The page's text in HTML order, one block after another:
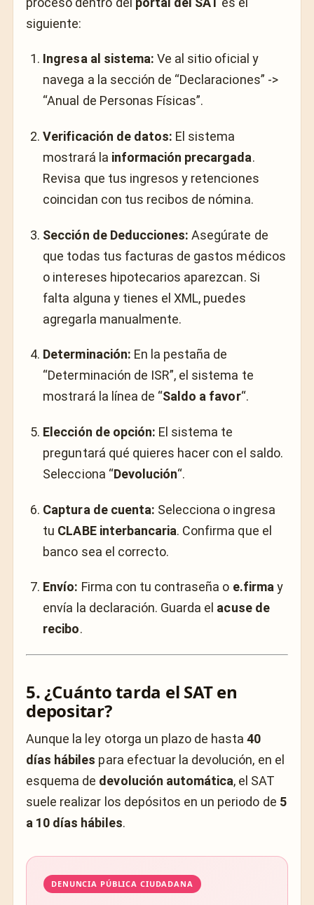
siguiente:
Ingresa al sistema: Ve al sitio oficial y
navega a la sección de “Declaraciones” ->
“Anual de Personas Físicas”.
Verificación de datos: El sistema
mostrará la información precargada.
Revisa que tus ingresos y retenciones
coincidan con tus recibos de nómina.
Sección de Deducciones: Asegúrate de
que todas tus facturas de gastos médicos
o intereses hipotecarios aparezcan. Si
falta alguna y tienes el XML, puedes
agregarla manualmente.
Determinación: En la pestaña de
“Determinación de ISR”, el sistema te
mostrará la línea de “Saldo a favor“.
Elección de opción: El sistema te
preguntará qué quieres hacer con el saldo.
Selecciona “Devolución“.
Captura de cuenta: Selecciona o ingresa
tu CLABE interbancaria. Confirma que el
banco sea el correcto.
Envío: Firma con tu contraseña o e.firmay
envía la declaración. Guarda el acuse de
recibo.
5. ¿Cuánto tarda el SAT en
depositar?
Aunque la ley otorga un plazo de hasta40
días hábiles para efectuar la devolución, en el
esquema de devolución automática, el SAT
suele realizar los depósitos en un periodo de 5
a 10 días hábiles.
DENUNCIA PÚBLICA CIUDADANA